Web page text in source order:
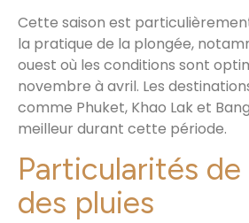
Cette saison est
la pratique de la plongée,
ouest où les conditions sont
novembre à avril. Les
comme Phuket, Khao Lak et
meilleur durant cette période.
Particularités de
des pluies